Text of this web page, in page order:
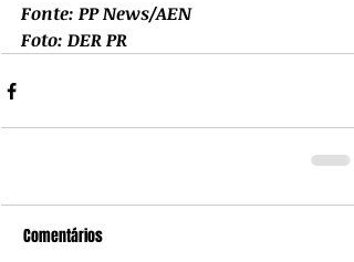
Fonte: PP News/AEN
Foto: DER PR
Comentários